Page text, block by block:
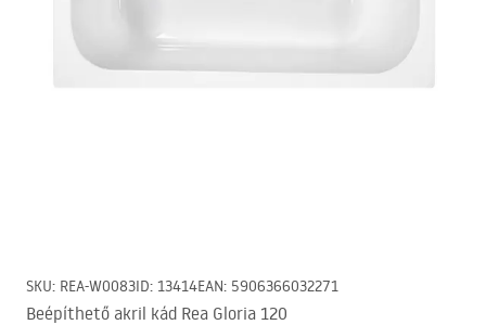
SKU: REA-W0083ID: 13414EAN: 5906366032271
Beépíthető akril kád Rea Gloria 120